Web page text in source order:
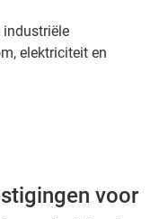
industriële
elektriciteit en
voor